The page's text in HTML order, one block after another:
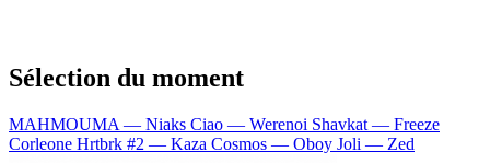
Sélection du moment
MAHMOUMA — Niaks Ciao — Werenoi Shavkat — Freeze
Corleone Hrtbrk #2 — Kaza Cosmos — Oboy Joli — Zed